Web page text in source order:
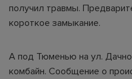
получил травмы.
короткое замыкание.
А под Тюменью на ул.
комбайн. Сообщение о